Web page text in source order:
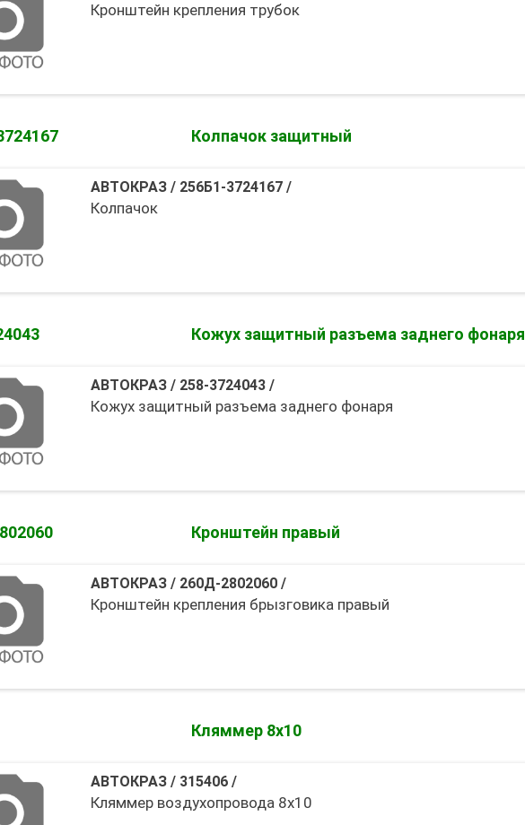
Кронштейн крепления трубок
Колпачок защитный
АВТОКРАЗ/ 256Б1-3724167/
Колпачок
Кожух защитный разъема заднего фонаря
АВТОКРАЗ/ 258-3724043/
Кожух зaщитный разъема заднего фонаря
Кронштейн правый
АВТОКРАЗ/ 260Д-2802060/
Кронштейн крепления брызговика правый
Кляммер 8х10
АВТОКРАЗ/ 315406/
Кляммер воздухопровода 8х10